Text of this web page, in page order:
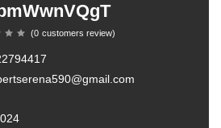
(0 customers review)